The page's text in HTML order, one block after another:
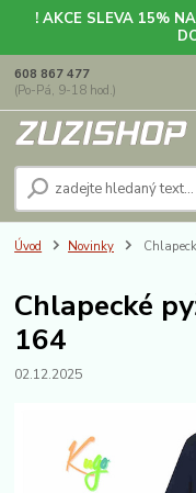
! AKCE SLEVA 15%
608 867 477
(Po-Pá, 9-18 hod.)
Úvod Novinky
Chlapecké
164
02.12.2025